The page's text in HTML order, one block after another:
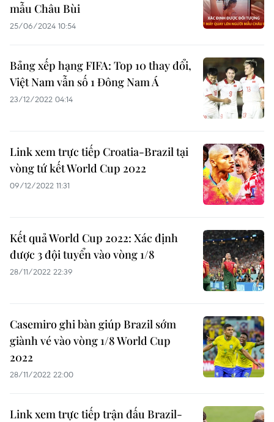
mẫu Châu Bùi
25/06/2024 10:54
Bảng xếp hạng FIFA: Top 10 thay đổi,
Việt Nam vẫn số 1 Đông Nam Á
23/12/2022 04:14
Link xem trực tiếp Croatia-Brazil tại
vòng tứ kết World Cup 2022
09/12/2022 11:31
Kết quả World Cup 2022: Xác định
được 3 đội tuyển vào vòng 1/8
28/11/2022 22:39
Casemiro ghi bàn giúp Brazil sớm
giành vé vào vòng 1/8 World Cup
2022
28/11/2022 22:00
Link xem trực tiếp trận đấu Brazil-